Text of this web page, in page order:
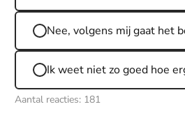
Nee, volgens mij gaat het
Ik weet niet zo goed hoe
Aantal reacties: 181